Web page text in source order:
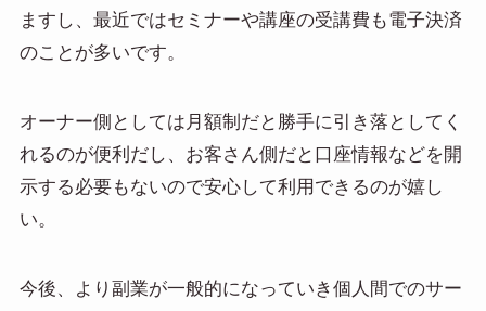
ますし、最近ではセミナーや講座の受講費も電子決済
のことが多いです。
オーナー側としては月額制だと勝手に引き落としてく
れるのが便利だし、お客さん側だと口座情報などを開
示する必要もないので安心して利用できるのが嬉し
い。
今後、より副業が一般的になっていき個人間でのサー